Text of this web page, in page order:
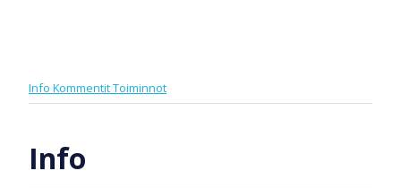
Info KommentitToiminnot
Info